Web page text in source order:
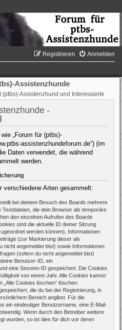
Anmelden
Registrieren
Assistenzhunde
(ptbs)-Assistenzhund und Interessierte
-
„Forum für (ptbs)-
assistenzhundeforum.de“) (im
Daten verwendet, die während
werden.
verschiedene Arten gesammelt:
bei deinem Besuch des Boards mehrere
die dein Browser als temporäre
den einzelnen Aufrufen des Boards
sind die aktuelle ID deiner Sitzung
werden können), Informationen
(zur Markierung dieser als
nicht angemeldet bist) sowie Informationen
(sofern du nicht angemeldet bist)
Benutzer-ID, ein
eine Session-ID gespeichert. Die Cookies
von einem Jahr. Alle Cookies kannst
„Alle Cookies löschen“ löschen.
die du bei der Registrierung, in
Bereich angibst. Für die
ein eindeutiger Benutzername, eine E-Mail-
Wenn durch den Betreiber weitere
wurden, so ist dies für dich vor deren